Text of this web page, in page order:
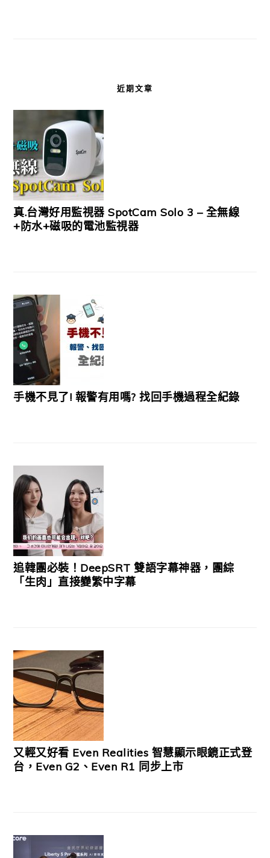
近期文章
真.台灣好用監視器 SpotCam Solo 3 – 全無線
+防水+磁吸的電池監視器
手機不見了! 報警有用嗎? 找回手機過程全紀錄
追韓團必裝！DeepSRT 雙語字幕神器，團綜
「生肉」直接變繁中字幕
又輕又好看 Even Realities 智慧顯示眼鏡正式登
台，Even G2、Even R1 同步上市